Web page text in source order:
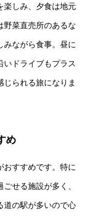
楽しみ、夕食は地元
野菜直売所のあるな
みながら食事。昼に
いドライブもプラス
られる旅になりま
め
おすすめです。特に
せる施設が多く、
道の駅が多いので心